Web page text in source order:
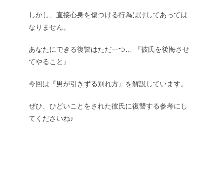
しかし、直接心身を傷つける行為はけしてあっては
なりません。
あなたにできる復讐はただ一つ… 『彼氏を後悔させ
てやること』
今回は『男が引きずる別れ方』を解説しています。
ぜひ、ひどいことをされた彼氏に復讐する参考にし
てくださいね♪